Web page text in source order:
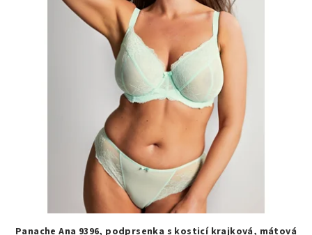
Panache Ana 9396, podprsenka s kosticí krajková, mátová